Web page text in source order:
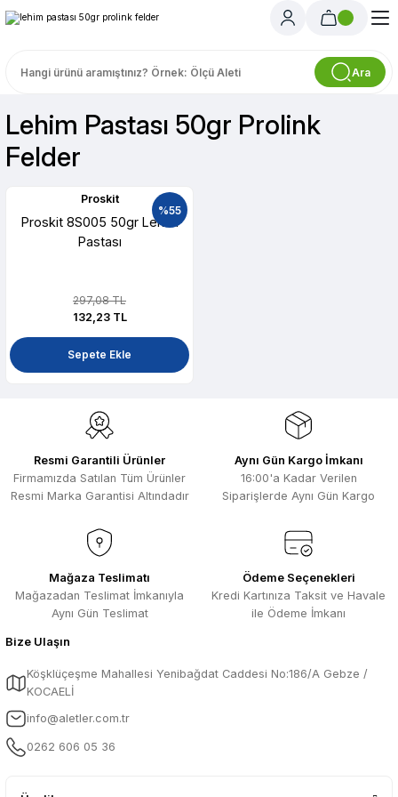
Ara
Lehim Pastası 50gr Prolink
Felder
%55
Proskit
Proskit 8S005 50gr Lehim
Pastası
297,08 TL
132,23 TL
Sepete Ekle
Resmi Garantili Ürünler
Firmamızda Satılan Tüm Ürünler
Resmi Marka Garantisi Altındadır
Aynı Gün Kargo İmkanı
16:00'a Kadar Verilen
Siparişlerde Aynı Gün Kargo
Mağaza Teslimatı
Mağazadan Teslimat İmkanıyla
Aynı Gün Teslimat
Ödeme Seçenekleri
Kredi Kartınıza Taksit ve Havale
ile Ödeme İmkanı
Bize Ulaşın
Köşklüçeşme Mahallesi Yenibağdat Caddesi No:186/A Gebze /
KOCAELİ
info@aletler.com.tr
0262 606 05 36